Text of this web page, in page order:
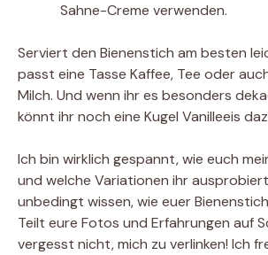
Sahne-Creme verwenden.
Serviert den Bienenstich am besten
passt eine Tasse Kaffee, Tee oder
Milch. Und wenn ihr es besonders
könnt ihr noch eine Kugel Vanilleeis
Ich bin wirklich gespannt, wie euch
und welche Variationen ihr
unbedingt wissen, wie euer
Teilt eure Fotos und Erfahrungen auf
vergesst nicht, mich zu verlinken! Ich